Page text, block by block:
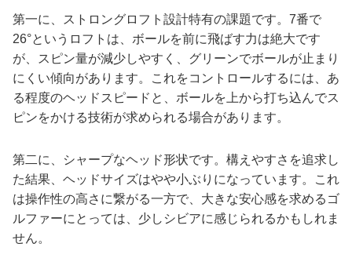
第一に、ストロングロフト設計特有の課題です。7番で
26°というロフトは、ボールを前に飛ばす力は絶大です
が、スピン量が減少しやすく、グリーンでボールが止まり
にくい傾向があります。これをコントロールするには、あ
る程度のヘッドスピードと、ボールを上から打ち込んでス
ピンをかける技術が求められる場合があります。
第二に、シャープなヘッド形状です。構えやすさを追求し
た結果、ヘッドサイズはやや小ぶりになっています。これ
は操作性の高さに繋がる一方で、大きな安心感を求めるゴ
ルファーにとっては、少しシビアに感じられるかもしれま
せん。